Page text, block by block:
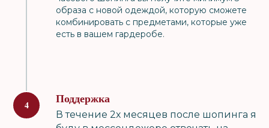
образа с новой одеждой, которую сможете
комбинировать с предметами, которые уже
есть в вашем гардеробе.
Поддержка
В течение 2х месяцев после шопинга я